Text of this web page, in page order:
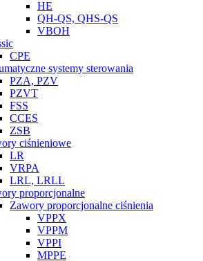
HE
QH-QS, QHS-QS
VBOH
CPE
systemy sterowania
PZA, PZV
PZVT
FSS
CCES
ZSB
ciśnieniowe
LR
VRPA
LRL, LRLL
proporcjonalne
Zawory proporcjonalne ciśnienia
VPPX
VPPM
VPPI
MPPE